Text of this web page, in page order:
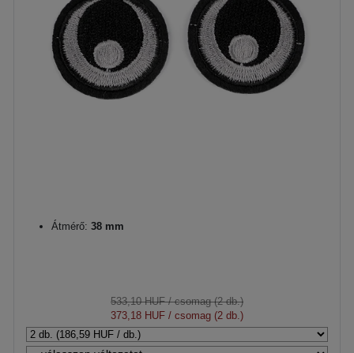
Átmérő: 38 mm
533,10 HUF/ csomag (2 db.)
373,18 HUF / csomag (2 db.)